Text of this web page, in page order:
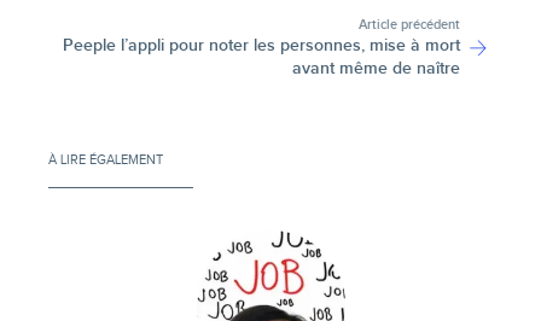
Article précédent
Peeple l’appli pour noter les personnes, mise à mort
avant même de naître
À LIRE ÉGALEMENT